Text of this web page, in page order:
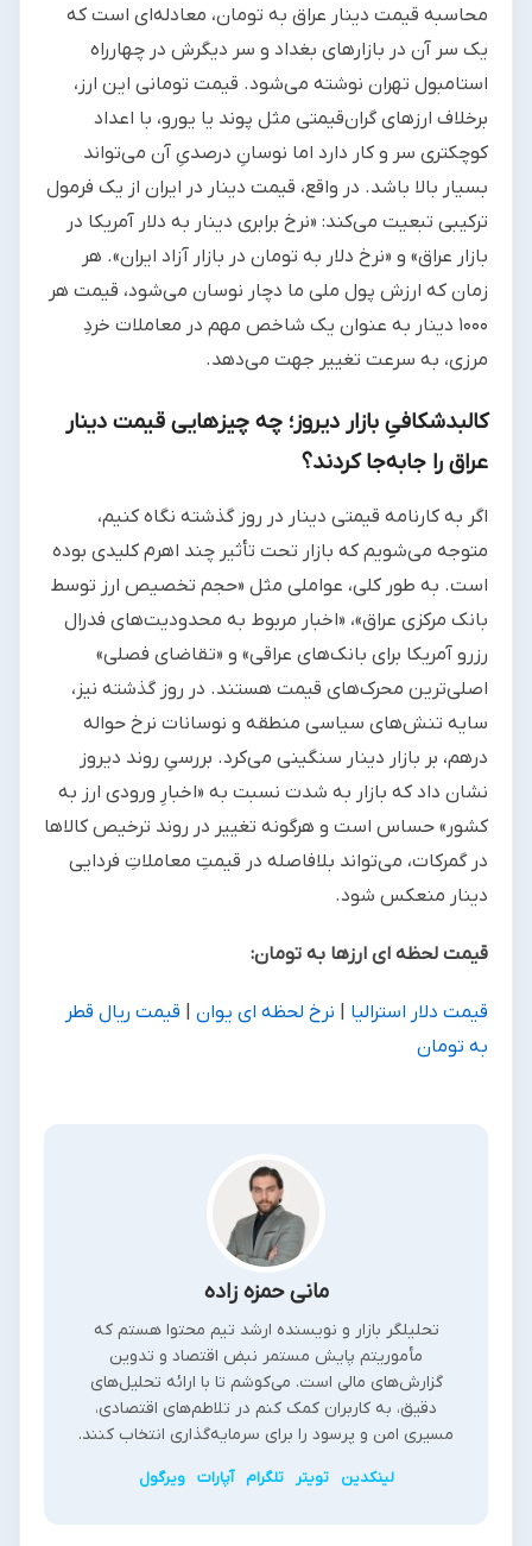
محاسبه قیمت دینار عراق به تومان، معادله‌ای است که
یک سر آن در بازارهای بغداد و سر دیگرش در چهارراه
استامبول تهران نوشته می‌شود. قیمت تومانی این ارز،
برخلاف ارزهای گران‌قیمتی مثل پوند یا یورو، با اعداد
کوچکتری سر و کار دارد اما نوسانِ درصدیِ آن می‌تواند
بسیار بالا باشد. در واقع، قیمت دینار در ایران از یک فرمول
ترکیبی تبعیت می‌کند: «نرخ برابری دینار به دلار آمریکا در
بازار عراق» و «نرخ دلار به تومان در بازار آزاد ایران». هر
زمان که ارزش پول ملی ما دچار نوسان می‌شود، قیمت هر
۱۰۰۰ دینار به عنوان یک شاخص مهم در معاملات خردِ
مرزی، به سرعت تغییر جهت می‌دهد.
کالبدشکافیِ بازار دیروز؛ چه چیزهایی قیمت دینار
عراق را جابه‌جا کردند؟
اگر به کارنامه قیمتی دینار در روز گذشته نگاه کنیم،
متوجه می‌شویم که بازار تحت تأثیر چند اهرم کلیدی بوده
است. به طور کلی، عواملی مثل «حجم تخصیص ارز توسط
بانک مرکزی عراق»، «اخبار مربوط به محدودیت‌های فدرال
رزرو آمریکا برای بانک‌های عراقی» و «تقاضای فصلی»
اصلی‌ترین محرک‌های قیمت هستند. در روز گذشته نیز،
سایه تنش‌های سیاسی منطقه و نوسانات نرخ حواله
درهم، بر بازار دینار سنگینی می‌کرد. بررسیِ روند دیروز
نشان داد که بازار به شدت نسبت به «اخبارِ ورودی ارز به
کشور» حساس است و هرگونه تغییر در روند ترخیص کالاها
در گمرکات، می‌تواند بلافاصله در قیمتِ معاملاتِ فردایی
دینار منعکس شود.
قیمت لحظه ای ارزها به تومان:
قیمت دلار استرالیا نرخ لحظه ای یوان
قیمت ریال قطر
به تومان
مانی حمزه زاده
تحلیلگر بازار و نویسنده ارشد تیم محتوا هستم که
مأموریتم پایش مستمر نبض اقتصاد و تدوین
گزارش‌های مالی است. می‌کوشم تا با ارائه تحلیل‌های
دقیق، به کاربران کمک کنم در تلاطم‌های اقتصادی،
مسیری امن و پرسود را برای سرمایه‌گذاری انتخاب کنند.
لینکدین تویتر تلگرام آپارات ویرگول